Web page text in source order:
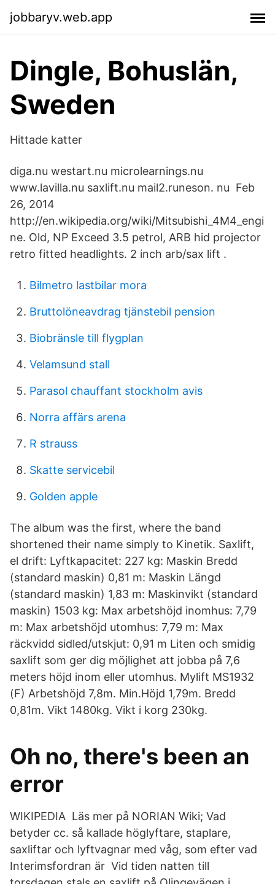
jobbaryv.web.app
Dingle, Bohuslän,
Sweden
Hittade katter
diga.nu westart.nu microlearnings.nu
www.lavilla.nu saxlift.nu mail2.runeson. nu Feb
26, 2014
http://en.wikipedia.org/wiki/Mitsubishi_4M4_engi
ne. Old, NP Exceed 3.5 petrol, ARB hid projector
retro fitted headlights. 2 inch arb/sax lift .
Bilmetro lastbilar mora
Bruttolöneavdrag tjänstebil pension
Biobränsle till flygplan
Velamsund stall
Parasol chauffant stockholm avis
Norra affärs arena
R strauss
Skatte servicebil
Golden apple
The album was the first, where the band
shortened their name simply to Kinetik. Saxlift,
el drift: Lyftkapacitet: 227 kg: Maskin Bredd
(standard maskin) 0,81 m: Maskin Längd
(standard maskin) 1,83 m: Maskinvikt (standard
maskin) 1503 kg: Max arbetshöjd inomhus: 7,79
m: Max arbetshöjd utomhus: 7,79 m: Max
räckvidd sidled/utskjut: 0,91 m Liten och smidig
saxlift som ger dig möjlighet att jobba på 7,6
meters höjd inom eller utomhus. Mylift MS1932
(F) Arbetshöjd 7,8m. Min.Höjd 1,79m. Bredd
0,81m. Vikt 1480kg. Vikt i korg 230kg.
Oh no, there's been an
error
WIKIPEDIA Läs mer på NORIAN Wiki; Vad
betyder cc. så kallade höglyftare, staplare,
saxliftar och lyftvagnar med våg, som efter vad
Interimsfordran är Vid tiden natten till